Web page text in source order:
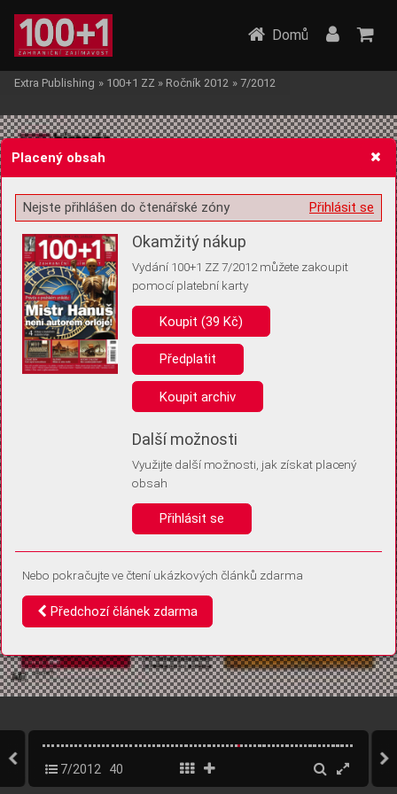
Žádost o souhlas s ukládáním volitelných informací
Pro základní fungování webu nepotřebujeme ukládat žádné informace
(tzv. cookies apod.). Rádi bychom vás ale požádali o souhlas s
uložením volitelných informací:
Anonymní unikátní ID
Díky němu příště poznáme, že se jedná o stejné zařízení, a
Identifikátor je zcela anonymní.
Vaše souhlasy a odmítnutí si ukládáme do vašeho zařízení, abychom se
vás už příště znovu neptali. Můžete je kdykoli později upravit ve Správě
Domů
Extra Publishing » 100+1 ZZ » Ročník 2012 » 7/2012
7/2012 40
Placený obsah
Přihlásit se
Nejste přihlášen do čtenářské zóny
Okamžitý nákup
Vydání 100+1 ZZ 7/2012 můžete zakoupit
pomocí platební karty
Koupit (39 Kč)
Předplatit
Koupit archiv
Další možnosti
Využijte další možnosti, jak získat placený
obsah
Přihlásit se
Nebo pokračujte ve čtení ukázkových článků zdarma
Předchozí článek zdarma